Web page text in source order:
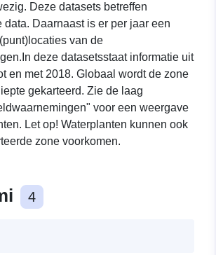
Deze datasets betreffen
data. Daarnaast is er per jaar een
van de
deze datasetsstaat informatie uit
en met 2018. Globaal wordt de zone
gekarteerd. Zie de laag
voor een weergave
Let op! Waterplanten kunnen ook
zone voorkomen.
4